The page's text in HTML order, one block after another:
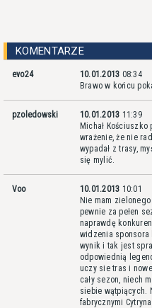
KOMENTARZE
evo24 10.01.2013 08:34
Brawo w końcu
pzoledowski 10.01.2013 11:39
Michał Kościuszko
wrażenie, że nie
wypadał z trasy,
się mylić.
Voo 10.01.2013 10:01
Nie mam
pewnie za pełen
naprawdę
widzenia
wynik i tak jest
odpowiednią
uczy sie tras i
cały sezon, niech
siebie wątpiących.
fabrycznymi